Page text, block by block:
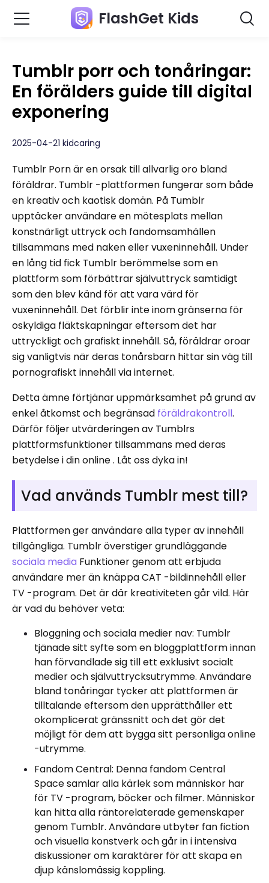
FlashGet Kids
Tumblr porr och tonåringar:
En förälders guide till digital
exponering
2025-04-21 kidcaring
Tumblr Porn är en orsak till allvarlig oro bland
föräldrar. Tumblr -plattformen fungerar som både
en kreativ och kaotisk domän. På Tumblr
upptäcker användare en mötesplats mellan
konstnärligt uttryck och fandomsamhällen
tillsammans med naken eller vuxeninnehåll. Under
en lång tid fick Tumblr berömmelse som en
plattform som förbättrar självuttryck samtidigt
som den blev känd för att vara värd för
vuxeninnehåll. Det förblir inte inom gränserna för
oskyldiga fläktskapningar eftersom det har
uttryckligt och grafiskt innehåll. Så, föräldrar oroar
sig vanligtvis när deras tonårsbarn hittar sin väg till
pornografiskt innehåll via internet.
Detta ämne förtjänar uppmärksamhet på grund av
enkel åtkomst och begränsad föräldrakontroll.
Därför följer utvärderingen av Tumblrs
plattformsfunktioner tillsammans med deras
betydelse i din online . Låt oss dyka in!
Vad används Tumblr mest till?
Plattformen ger användare alla typer av innehåll
tillgängliga. Tumblr överstiger grundläggande
sociala media Funktioner genom att erbjuda
användare mer än knäppa CAT -bildinnehåll eller
TV -program. Det är där kreativiteten går vild. Här
är vad du behöver veta:
Bloggning och sociala medier nav: Tumblr
tjänade sitt syfte som en bloggplattform innan
han förvandlade sig till ett exklusivt socialt
medier och självuttrycksutrymme. Användare
bland tonåringar tycker att plattformen är
tilltalande eftersom den upprätthåller ett
okomplicerat gränssnitt och det gör det
möjligt för dem att bygga sitt personliga online
-utrymme.
Fandom Central: Denna fandom Central
Space samlar alla kärlek som människor har
för TV -program, böcker och filmer. Människor
kan hitta alla räntorelaterade gemenskaper
genom Tumblr. Användare utbyter fan fiction
och visuella konstverk och går in i intensiva
diskussioner om karaktärer för att skapa en
djup känslomässig koppling.